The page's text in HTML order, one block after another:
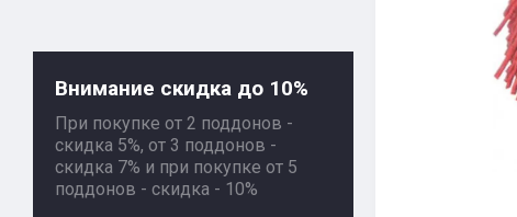
Внимание скидка до 10%
При покупке от 2 поддонов -
скидка 5%, от 3 поддонов -
скидка 7% и при покупке от 5
поддонов - скидка - 10%